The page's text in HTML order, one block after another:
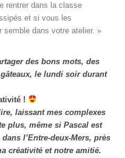
rentrer dans la classe
et si vous les
semble dans votre atelier. »
des bons mots, des
le lundi soir durant
!
laissant mes complexes
plus, même si Pascal est
l’Entre-deux-Mers, près
créativité et notre amitié.